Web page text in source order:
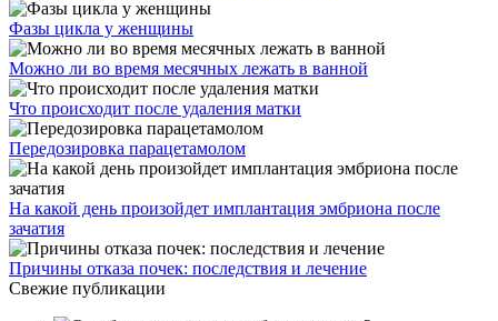
Фазы цикла у женщины
Можно ли во время месячных лежать в ванной
Что происходит после удаления матки
Передозировка парацетамолом
На какой день произойдет имплантация эмбриона после
зачатия
Причины отказа почек: последствия и лечение
Свежие публикации